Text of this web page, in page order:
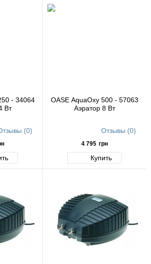
- 34064
Вт
(0)
OASE AquaOxy 500 - 57063
Аэратор 8 Вт
Отзывы (0)
4 795 грн
Купить